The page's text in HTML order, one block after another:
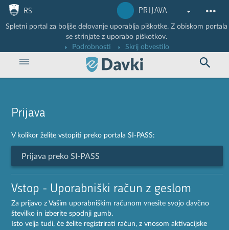
Nadaljuj na vsebino
Nadaljuj na vsebino zaprtega portala
RS PRIJAVA
Spletni portal za boljše delovanje uporablja piškotke. Z obiskom portala
se strinjate z uporabo piškotkov.
Podrobnosti
Skrij obvestilo
Prijava
V kolikor želite vstopiti preko portala SI-PASS:
Prijava preko SI-PASS
Vstop - Uporabniški račun z geslom
Za prijavo z Vašim uporabniškim računom vnesite svojo davčno
številko in izberite spodnji gumb.
Isto velja tudi, če želite registrirati račun, z vnosom aktivacijske